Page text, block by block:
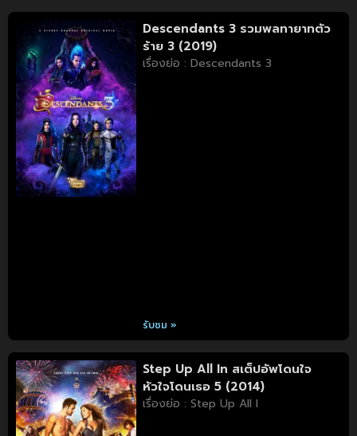
Descendants 3 รวมพลทายาทตัว
ร้าย 3 (2019)
เรื่องย่อ : Descendants 3
รับชม »
Step Up All In สเต็ปอัพโดนใจ
หัวใจโดนเธอ 5 (2014)
เรื่องย่อ : Step Up All I